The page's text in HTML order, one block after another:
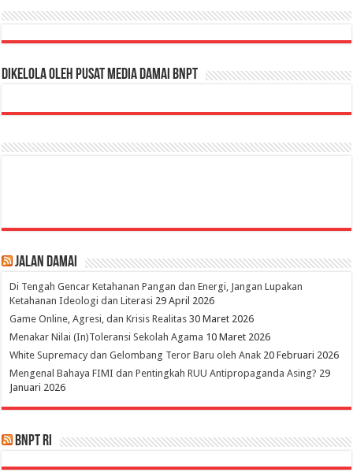
Dikelola oleh Pusat Media Damai BNPT
Jalan Damai
Di Tengah Gencar Ketahanan Pangan dan Energi, Jangan Lupakan
Ketahanan Ideologi dan Literasi 29 April 2026
Game Online, Agresi, dan Krisis Realitas 30 Maret 2026
Menakar Nilai (In)Toleransi Sekolah Agama 10 Maret 2026
White Supremacy dan Gelombang Teror Baru oleh Anak 20 Februari 2026
Mengenal Bahaya FIMI dan Pentingkah RUU Antipropaganda Asing? 29
Januari 2026
BNPT RI